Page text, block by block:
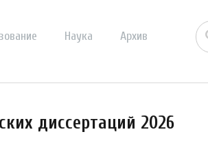
Наука Архив
диссертаций 2026